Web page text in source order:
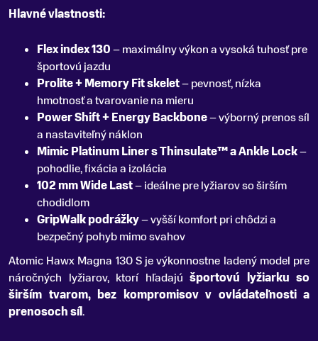
Hlavné vlastnosti:
Flex index 130– maximálny výkon a vysoká tuhosť pre
športovú jazdu
Prolite + Memory Fit skelet– pevnosť, nízka
hmotnosť a tvarovanie na mieru
Power Shift + Energy Backbone– výborný prenos síl
a nastaviteľný náklon
Mimic Platinum Liner s Thinsulate™ a Ankle Lock–
pohodlie, fixácia a izolácia
102 mm Wide Last– ideálne pre lyžiarov so širším
chodidlom
GripWalk podrážky– vyšší komfort pri chôdzi a
bezpečný pohyb mimo svahov
Atomic Hawx Magna 130 S je výkonnostne ladený model pre
náročných lyžiarov, ktorí hľadajú športovú lyžiarku so
širším tvarom, bez kompromisov v ovládateľnosti a
prenosoch síl.